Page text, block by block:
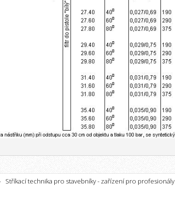
Stříkací technika pro stavebníky - zařízení pro profesionály